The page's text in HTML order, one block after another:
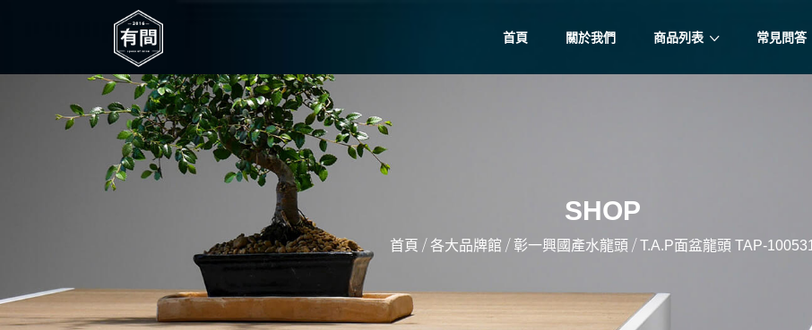
首頁 關於我們 商品列表 常見問答
SHOP
首頁 / 各大品牌館 / 彰一興國產水龍頭/ T.A.P面盆龍頭 TAP-100531